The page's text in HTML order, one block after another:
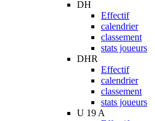
DH
Effectif
calendrier
classement
stats joueurs
DHR
Effectif
calendrier
classement
stats joueurs
U 19 A